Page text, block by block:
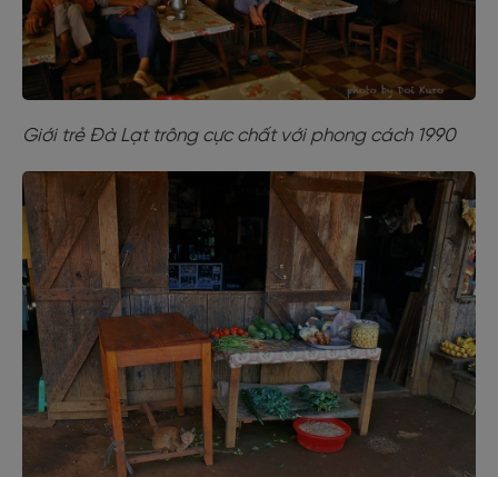
Giới trẻ Đà Lạt trông cực chất với phong cách 1990